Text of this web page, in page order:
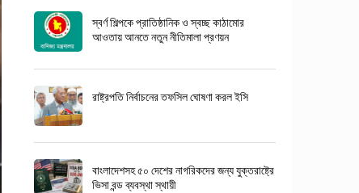
স্বর্ণ শিল্পকে প্রাতিষ্ঠানিক ও স্বচ্ছ কাঠামোর
আওতায় আনতে নতুন নীতিমালা প্রণয়ন
রাষ্ট্রপতি নির্বাচনের তফসিল ঘোষণা করল ইসি
বাংলাদেশসহ ৫০ দেশের নাগরিকদের জন্য যুক্তরাষ্ট্রে
ভিসা বন্ড ব্যবস্থা স্থায়ী